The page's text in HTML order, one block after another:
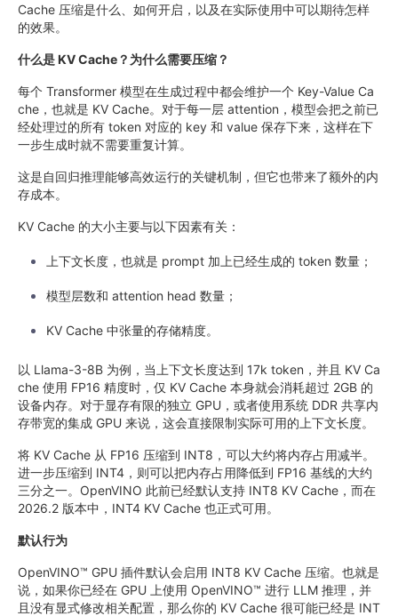
Cache 压缩是什么、如何开启，以及在实际使用中可以期待怎样
的效果。
什么是 KV Cache？为什么需要压缩？
每个 Transformer 模型在生成过程中都会维护一个 Key-Value Ca
che，也就是 KV Cache。对于每一层 attention，模型会把之前已
经处理过的所有 token 对应的 key 和 value 保存下来，这样在下
一步生成时就不需要重复计算。
这是自回归推理能够高效运行的关键机制，但它也带来了额外的内
存成本。
KV Cache 的大小主要与以下因素有关：
上下文长度，也就是 prompt 加上已经生成的 token 数量；
模型层数和 attention head 数量；
KV Cache 中张量的存储精度。
以 Llama-3-8B 为例，当上下文长度达到 17k token，并且 KV Ca
che 使用 FP16 精度时，仅 KV Cache 本身就会消耗超过 2GB 的
设备内存。对于显存有限的独立 GPU，或者使用系统 DDR 共享内
存带宽的集成 GPU 来说，这会直接限制实际可用的上下文长度。
将 KV Cache 从 FP16 压缩到 INT8，可以大约将内存占用减半。
进一步压缩到 INT4，则可以把内存占用降低到 FP16 基线的大约
三分之一。OpenVINO 此前已经默认支持 INT8 KV Cache，而在
2026.2 版本中，INT4 KV Cache 也正式可用。
默认行为
OpenVINO™ GPU 插件默认会启用 INT8 KV Cache 压缩。也就是
说，如果你已经在 GPU 上使用 OpenVINO™ 进行 LLM 推理，并
且没有显式修改相关配置，那么你的 KV Cache 很可能已经是 INT